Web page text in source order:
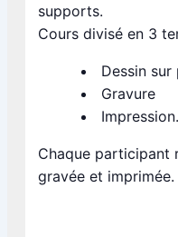
supports.
Cours divisé en 3
Dessin sur
Gravure
Impression.
Chaque participant
gravée et imprimée.